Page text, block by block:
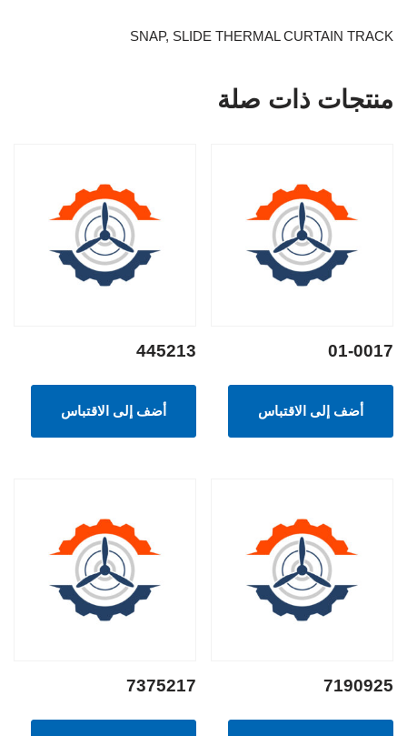
SNAP, SLIDE THERMAL CURTAIN TRACK
منتجات ذات صلة
01-0017
أضف إلى الاقتباس
445213
أضف إلى الاقتباس
7190925
7375217